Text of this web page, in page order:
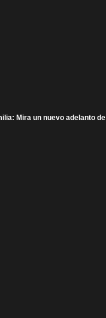
Mira un nuevo adelanto de